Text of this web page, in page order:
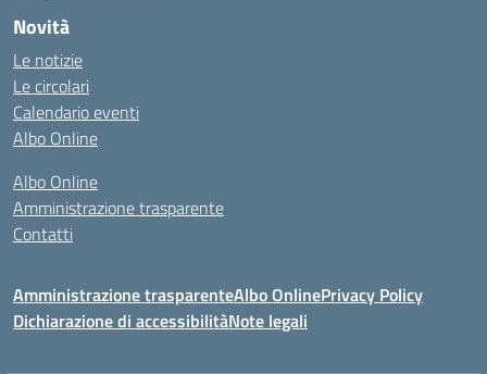
Novità
Le notizie
Le circolari
Calendario eventi
Albo Online
Albo Online
Amministrazione trasparente
Contatti
Amministrazione trasparenteAlbo OnlinePrivacy Policy
Dichiarazione di accessibilitàNote legali